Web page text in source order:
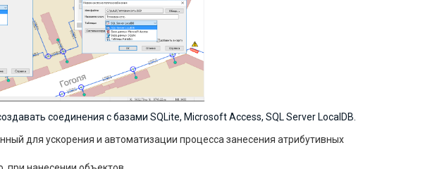
соединения с базами SQLite, Microsoft Access, SQL Server LocalDB.
для ускорения и автоматизации процесса занесения атрибутивных